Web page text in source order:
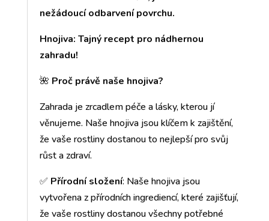
nežádoucí odbarvení povrchu.
Hnojiva: Tajný recept pro nádhernou
zahradu!
🌺 Proč právě naše hnojiva?
Zahrada je zrcadlem péče a lásky, kterou jí
věnujeme. Naše hnojiva jsou klíčem k zajištění,
že vaše rostliny dostanou to nejlepší pro svůj
růst a zdraví.
✅ Přírodní složení: Naše hnojiva jsou
vytvořena z přírodních ingrediencí, které zajišťují,
že vaše rostliny dostanou všechny potřebné